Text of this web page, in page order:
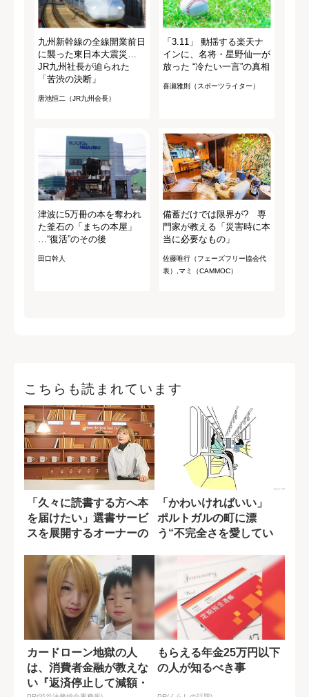
九州新幹線の全線開業前日
に襲った東日本大震災…
JR九州社長が迫られた
「苦渋の決断」
唐池恒二（JR九州会長）
「3.11」 動揺する楽天ナ
インに、名将・星野仙一が
放った “冷たい一言”の真相
喜瀬雅則（スポーツライター）
津波に5万冊の本を奪われ
た釜石の「まちの本屋」
…“復活”のその後
田口幹人
備蓄だけでは限界が? 専
門家が教える「災害時に本
当に必要なもの」
佐藤唯行（フェーズフリー協会代
表）,マミ（CAMMOC）
こちらも読まれています
「久々に読書する方へ本
を届けたい」選書サービ
スを展開するオーナーの
「かわいければいい」
ポルトガルの町に漂
う“不完全さを愛してい
カードローン地獄の人
は、消費者金融が教えな
い『返済停止して減額・
もらえる年金25万円以下
の人が知るべき事